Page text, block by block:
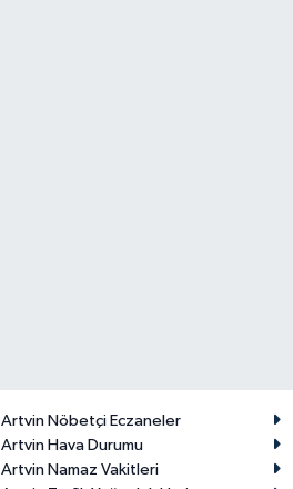
Artvin Nöbetçi Eczaneler
Artvin Hava Durumu
Artvin Namaz Vakitleri